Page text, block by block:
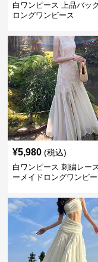
白ワンピース 上品バッ
ロングワンピース
¥5,980 (税込)
白ワンピース 刺繍レー
ーメイドロングワンピ